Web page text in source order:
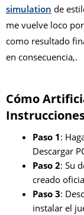
simulation de
me vuelve loco
como resultado
en consecuencia,.
Cómo
Paso 1:
Descargar
Paso 2: Su
creado
Paso 3:
instalar el